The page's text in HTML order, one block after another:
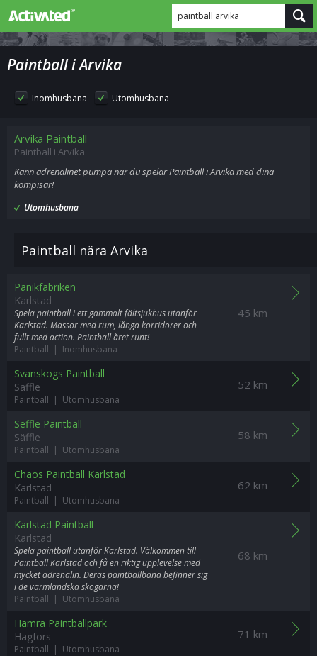
paintball arvika
Paintball i Arvika
Inomhusbana Utomhusbana
Arvika Paintball
Paintball i Arvika
Känn adrenalinet pumpa när du spelar Paintball i Arvika med dina
kompisar!
Utomhusbana
Paintball nära Arvika
45 km
Panikfabriken
Karlstad
Spela paintball i ett gammalt fältsjukhus utanför
Karlstad. Massor med rum, långa korridorer och
fullt med action. Paintball året runt!
Paintball | Inomhusbana
52 km
Svanskogs Paintball
Säffle
Paintball | Utomhusbana
58 km
Seffle Paintball
Säffle
Paintball | Utomhusbana
62 km
Chaos Paintball Karlstad
Karlstad
Paintball | Utomhusbana
68 km
Karlstad Paintball
Karlstad
Spela paintball utanför Karlstad. Välkommen till
Paintball Karlstad och få en riktig upplevelse med
mycket adrenalin. Deras paintballbana befinner sig
i de värmländska skogarna!
Paintball | Utomhusbana
71 km
Hamra Paintballpark
Hagfors
Paintball | Utomhusbana